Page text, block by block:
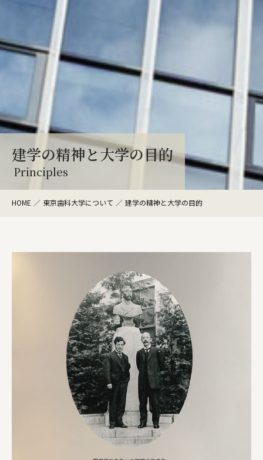
Principles
建学の精神と大学の目的
HOME 東京歯科大学について 建学の精神と大学の目的